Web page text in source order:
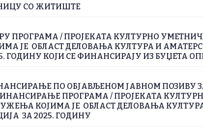
СО ЖИТИШТЕ
ПРОГРАМА / ПРОЈЕКАТА КУЛТУРНО
ЈЕ ОБЛАСТ ДЕЛОВАЊА КУЛТУРА И
ГОДИНУ КОЈИ СЕ ФИНАНСИРАЈУ ИЗ БУЏЕТА
ПО ОБЈАВЉЕНОМ ЈАВНОМ ПОЗИВУ
ПРОГРАМА / ПРОЈЕКАТА
КОЈИМА ЈЕ ОБЛАСТ ДЕЛОВАЊА
ЗА 2025. ГОДИНУ